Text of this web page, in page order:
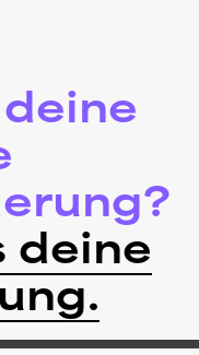
deine